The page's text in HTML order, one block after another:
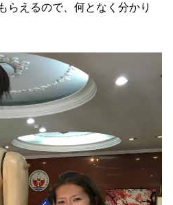
らえるので、何となく分かり